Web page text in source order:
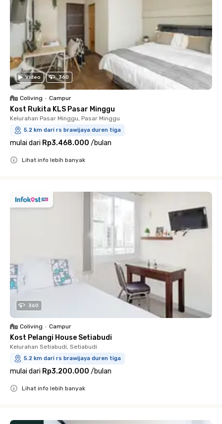
Video 360
Coliving • Campur
Kost Rukita KLS Pasar Minggu
Kelurahan Pasar Minggu, Pasar Minggu
5.2 km dari rs brawijaya duren tiga
mulai dari Rp3.468.000 /bulan
Lihat info lebih banyak
360
Coliving • Campur
Kost Pelangi House Setiabudi
Kelurahan Setiabudi, Setiabudi
5.2 km dari rs brawijaya duren tiga
mulai dari Rp3.200.000 /bulan
Lihat info lebih banyak